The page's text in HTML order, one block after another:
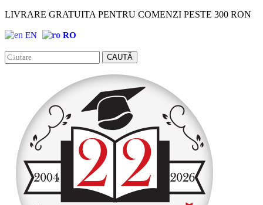
LIVRARE GRATUITA PENTRU COMENZI PESTE 300 RON
EN RO
CAUTĂ